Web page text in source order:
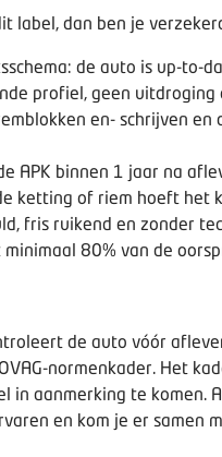
label, dan ben je
de auto is up-to-
profiel, geen
en- schrijven
APK binnen 1 jaar na
ketting of riem hoeft het
fris ruikend en zonder
80% van de
de auto vóór
normenkader . Het
in aanmerking te
en kom je er samen